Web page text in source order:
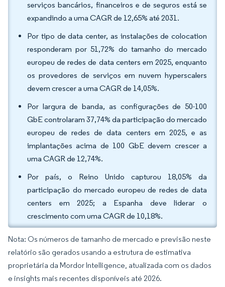
serviços bancários, financeiros e de seguros está se
expandindo a uma CAGR de 12,65% até 2031.
Por tipo de data center, as instalações de colocation
responderam por 51,72% do tamanho do mercado
europeu de redes de data centers em 2025, enquanto
os provedores de serviços em nuvem hyperscalers
devem crescer a uma CAGR de 14,05%.
Por largura de banda, as configurações de 50-100
GbE controlaram 37,74% da participação do mercado
europeu de redes de data centers em 2025, e as
implantações acima de 100 GbE devem crescer a
uma CAGR de 12,74%.
Por país, o Reino Unido capturou 18,05% da
participação do mercado europeu de redes de data
centers em 2025; a Espanha deve liderar o
crescimento com uma CAGR de 10,18%.
Nota: Os números de tamanho de mercado e previsão neste
relatório são gerados usando a estrutura de estimativa
proprietária da Mordor Intelligence, atualizada com os dados
e insights mais recentes disponíveis até 2026.